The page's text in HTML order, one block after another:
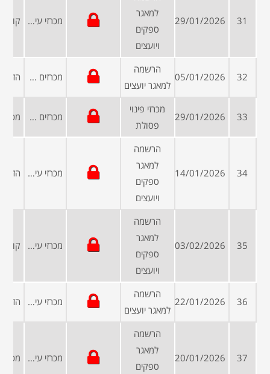
31
29/01/2026
למאגר
ספקים
ויועצים
מכרזי עיריות ומועצות
32
05/01/2026
הרשמה
למאגר יועצים
מכרזים פומביים
33
29/01/2026
מכרזי פינוי
פסולת
מכרזים פומביים
34
14/01/2026
הרשמה
למאגר
ספקים
ויועצים
מכרזי עיריות ומועצות
35
03/02/2026
הרשמה
למאגר
ספקים
ויועצים
מכרזי עיריות ומועצות
36
22/01/2026
הרשמה
למאגר יועצים
מכרזי עיריות ומועצות
37
20/01/2026
הרשמה
למאגר
ספקים
מכרזי עיריות ומועצות